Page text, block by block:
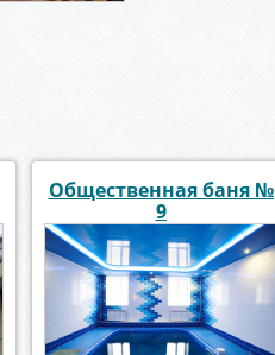
Общественная баня №
9